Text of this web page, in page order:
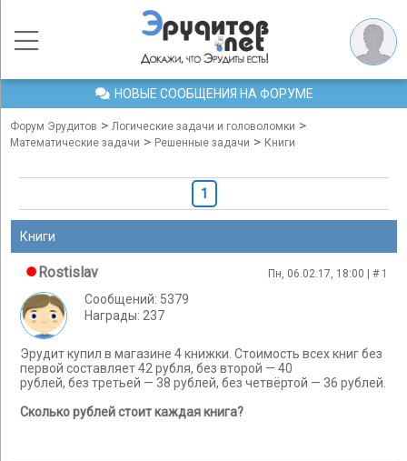
НОВЫЕ СООБЩЕНИЯ НА ФОРУМЕ
Форум Эрудитов > Логические задачи и головоломки >
Математические задачи > Решенные задачи > Книги
1
Книги
Rostislav Пн, 06.02.17, 18:00 | # 1
Сообщений: 5379
Награды: 237
Эрудит купил в магазине 4 книжки. Стоимость всех книг без
первой составляет 42 рубля, без второй — 40
рублей, без третьей — 38 рублей, без четвёртой — 36 рублей.
Сколько рублей стоит каждая книга?